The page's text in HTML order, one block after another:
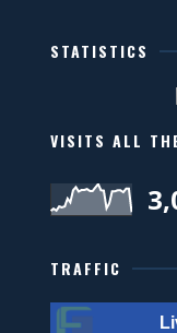
STATISTICS
VISITS ALL
TRAFFIC